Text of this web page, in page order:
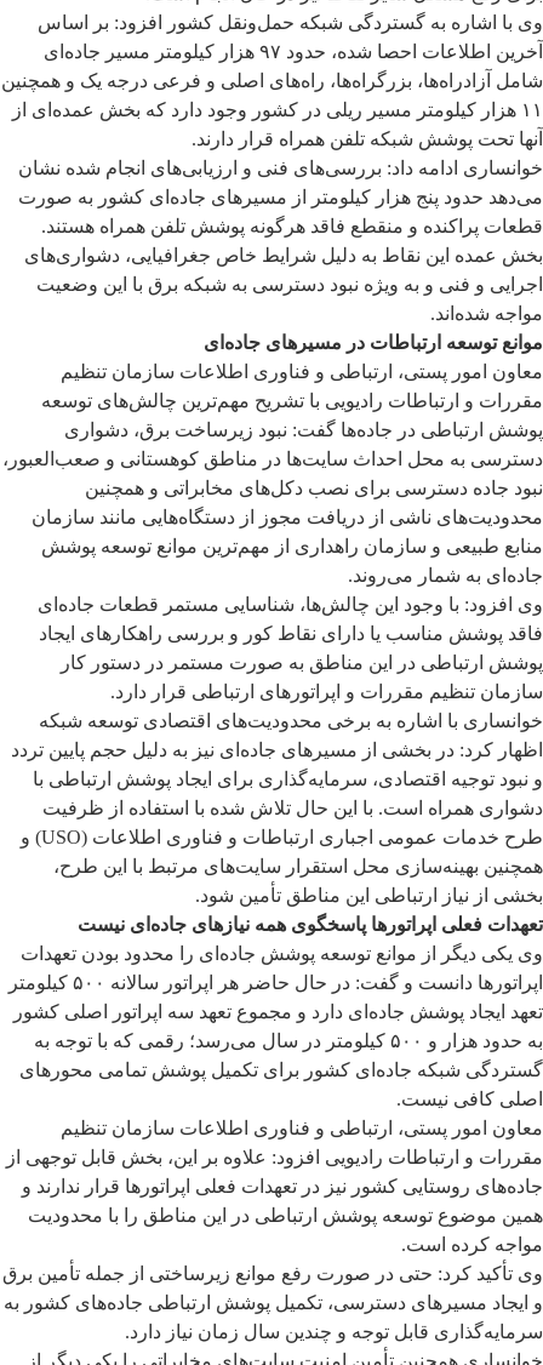
وی با اشاره به گستردگی شبکه حمل‌ونقل کشور افزود: بر اساس
آخرین اطلاعات احصا شده، حدود ۹۷ هزار کیلومتر مسیر جاده‌ای
شامل آزادراه‌ها، بزرگراه‌ها، راه‌های اصلی و فرعی درجه یک و همچنین
۱۱ هزار کیلومتر مسیر ریلی در کشور وجود دارد که بخش عمده‌ای از
آنها تحت پوشش شبکه تلفن همراه قرار دارند.
خوانساری ادامه داد: بررسی‌های فنی و ارزیابی‌های انجام شده نشان
می‌دهد حدود پنج هزار کیلومتر از مسیرهای جاده‌ای کشور به صورت
قطعات پراکنده و منقطع فاقد هرگونه پوشش تلفن همراه هستند.
بخش عمده این نقاط به دلیل شرایط خاص جغرافیایی، دشواری‌های
اجرایی و فنی و به ویژه نبود دسترسی به شبکه برق با این وضعیت
مواجه شده‌اند.
موانع توسعه ارتباطات در مسیرهای جاده‌ای
معاون امور پستی، ارتباطی و فناوری اطلاعات سازمان تنظیم
مقررات و ارتباطات رادیویی با تشریح مهم‌ترین چالش‌های توسعه
پوشش ارتباطی در جاده‌ها گفت: نبود زیرساخت برق، دشواری
دسترسی به محل احداث سایت‌ها در مناطق کوهستانی و صعب‌العبور،
نبود جاده دسترسی برای نصب دکل‌های مخابراتی و همچنین
محدودیت‌های ناشی از دریافت مجوز از دستگاه‌هایی مانند سازمان
منابع طبیعی و سازمان راهداری از مهم‌ترین موانع توسعه پوشش
جاده‌ای به شمار می‌روند.
وی افزود: با وجود این چالش‌ها، شناسایی مستمر قطعات جاده‌ای
فاقد پوشش مناسب یا دارای نقاط کور و بررسی راهکارهای ایجاد
پوشش ارتباطی در این مناطق به صورت مستمر در دستور کار
سازمان تنظیم مقررات و اپراتورهای ارتباطی قرار دارد.
خوانساری با اشاره به برخی محدودیت‌های اقتصادی توسعه شبکه
اظهار کرد: در بخشی از مسیرهای جاده‌ای نیز به دلیل حجم پایین تردد
و نبود توجیه اقتصادی، سرمایه‌گذاری برای ایجاد پوشش ارتباطی با
دشواری همراه است. با این حال تلاش شده با استفاده از ظرفیت
طرح خدمات عمومی اجباری ارتباطات و فناوری اطلاعات (USO) و
همچنین بهینه‌سازی محل استقرار سایت‌های مرتبط با این طرح،
بخشی از نیاز ارتباطی این مناطق تأمین شود.
تعهدات فعلی اپراتورها پاسخگوی همه نیازهای جاده‌ای نیست
وی یکی دیگر از موانع توسعه پوشش جاده‌ای را محدود بودن تعهدات
اپراتورها دانست و گفت: در حال حاضر هر اپراتور سالانه ۵۰۰ کیلومتر
تعهد ایجاد پوشش جاده‌ای دارد و مجموع تعهد سه اپراتور اصلی کشور
به حدود هزار و ۵۰۰ کیلومتر در سال می‌رسد؛ رقمی که با توجه به
گستردگی شبکه جاده‌ای کشور برای تکمیل پوشش تمامی محورهای
اصلی کافی نیست.
معاون امور پستی، ارتباطی و فناوری اطلاعات سازمان تنظیم
مقررات و ارتباطات رادیویی افزود: علاوه بر این، بخش قابل توجهی از
جاده‌های روستایی کشور نیز در تعهدات فعلی اپراتورها قرار ندارند و
همین موضوع توسعه پوشش ارتباطی در این مناطق را با محدودیت
مواجه کرده است.
وی تأکید کرد: حتی در صورت رفع موانع زیرساختی از جمله تأمین برق
و ایجاد مسیرهای دسترسی، تکمیل پوشش ارتباطی جاده‌های کشور به
سرمایه‌گذاری قابل توجه و چندین سال زمان نیاز دارد.
خوانساری همچنین تأمین امنیت سایت‌های مخابراتی را یکی دیگر از